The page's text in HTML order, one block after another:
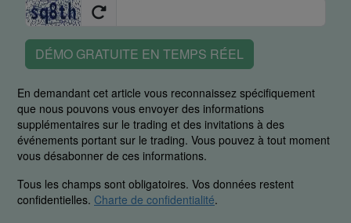
DÉMO GRATUITE EN TEMPS RÉEL
En demandant cet article vous reconnaissez spécifiquement
que nous pouvons vous envoyer des informations
supplémentaires sur le trading et des invitations à des
événements portant sur le trading. Vous pouvez à tout moment
vous désabonner de ces informations.
Tous les champs sont obligatoires. Vos données restent
confidentielles. Charte de confidentialité.